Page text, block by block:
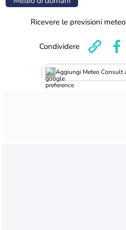
Ricevere le previsioni
Aggiungi Meteo Consult
Condividere